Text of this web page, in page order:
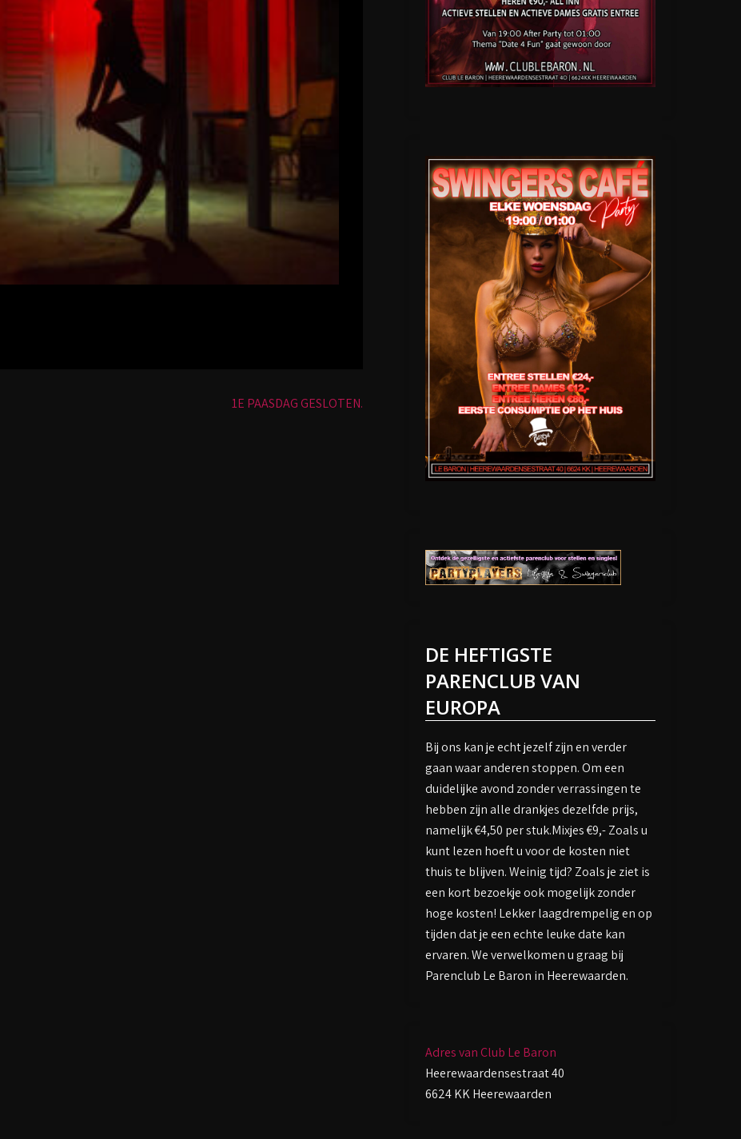
1E PAASDAG GESLOTEN.
DE HEFTIGSTE
PARENCLUB VAN
EUROPA
Bij ons kan je echt jezelf zijn en verder
gaan waar anderen stoppen. Om een
duidelijke avond zonder verrassingen te
hebben zijn alle drankjes dezelfde prijs,
namelijk €4,50 per stuk.Mixjes €9,- Zoals u
kunt lezen hoeft u voor de kosten niet
thuis te blijven. Weinig tijd? Zoals je ziet is
een kort bezoekje ook mogelijk zonder
hoge kosten! Lekker laagdrempelig en op
tijden dat je een echte leuke date kan
ervaren. We verwelkomen u graag bij
Parenclub Le Baron in Heerewaarden.
Adres van Club Le Baron
Heerewaardensestraat 40
6624 KK Heerewaarden